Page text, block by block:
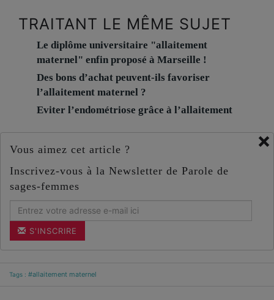
TRAITANT LE MÊME SUJET
Le diplôme universitaire "allaitement
maternel" enfin proposé à Marseille !
Des bons d’achat peuvent-ils favoriser
l’allaitement maternel ?
Eviter l’endométriose grâce à l’allaitement
×
Vous aimez cet article ?
Inscrivez-vous à la Newsletter de Parole de
sages-femmes
S'INSCRIRE
Tags : #allaitement maternel